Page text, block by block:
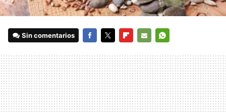
Sin comentarios
MAIL